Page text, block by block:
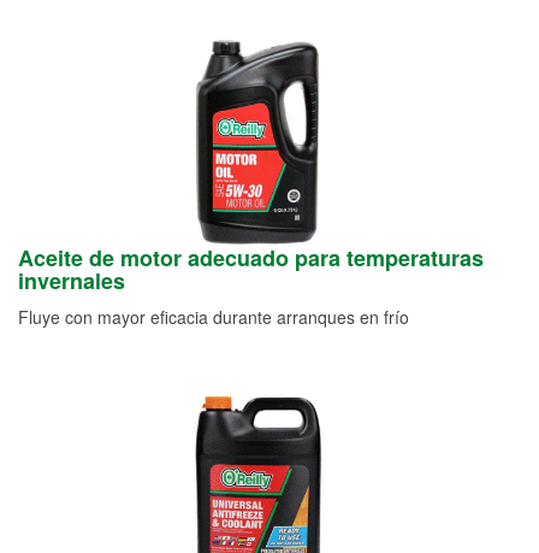
Aceite de motor adecuado para temperaturas
invernales
Fluye con mayor eficacia durante arranques en frío